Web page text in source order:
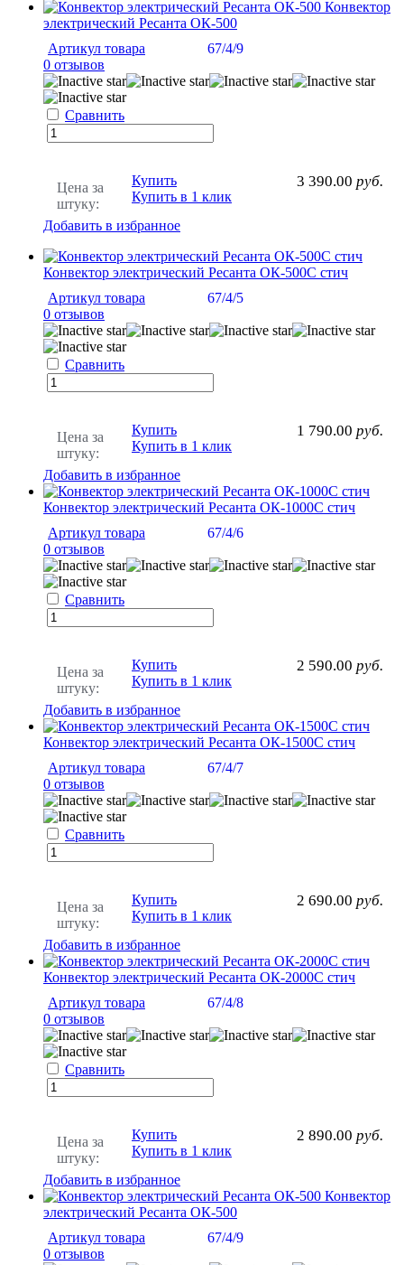
Конвектор
электрический Ресанта ОК-500
Артикул товара
67/4/9
0 отзывов
Сравнить
Цена за
штуку:
3 390.00 руб.
Купить
Купить в 1 клик
Добавить в избранное
Конвектор электрический Ресанта ОК-500С стич
Артикул товара
67/4/5
0 отзывов
Сравнить
Цена за
штуку:
1 790.00 руб.
Купить
Купить в 1 клик
Добавить в избранное
Конвектор электрический Ресанта ОК-1000С стич
Артикул товара
67/4/6
0 отзывов
Сравнить
Цена за
штуку:
2 590.00 руб.
Купить
Купить в 1 клик
Добавить в избранное
Конвектор электрический Ресанта ОК-1500С стич
Артикул товара
67/4/7
0 отзывов
Сравнить
Цена за
штуку:
2 690.00 руб.
Купить
Купить в 1 клик
Добавить в избранное
Конвектор электрический Ресанта ОК-2000С стич
Артикул товара
67/4/8
0 отзывов
Сравнить
Цена за
штуку:
2 890.00 руб.
Купить
Купить в 1 клик
Добавить в избранное
Конвектор
электрический Ресанта ОК-500
Артикул товара
67/4/9
0 отзывов